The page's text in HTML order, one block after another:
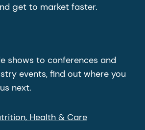
get to market faster.
shows to conferences and
events, find out where you
next.
Health & Care